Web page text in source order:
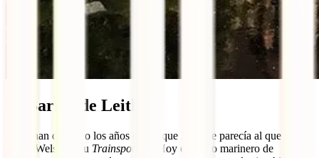
El Barrio de Leith
Atrás han quedado los años en los que Leith se parecía al que retrató
Irvine Welsh en su Trainspotting
. Hoy el barrio marinero de